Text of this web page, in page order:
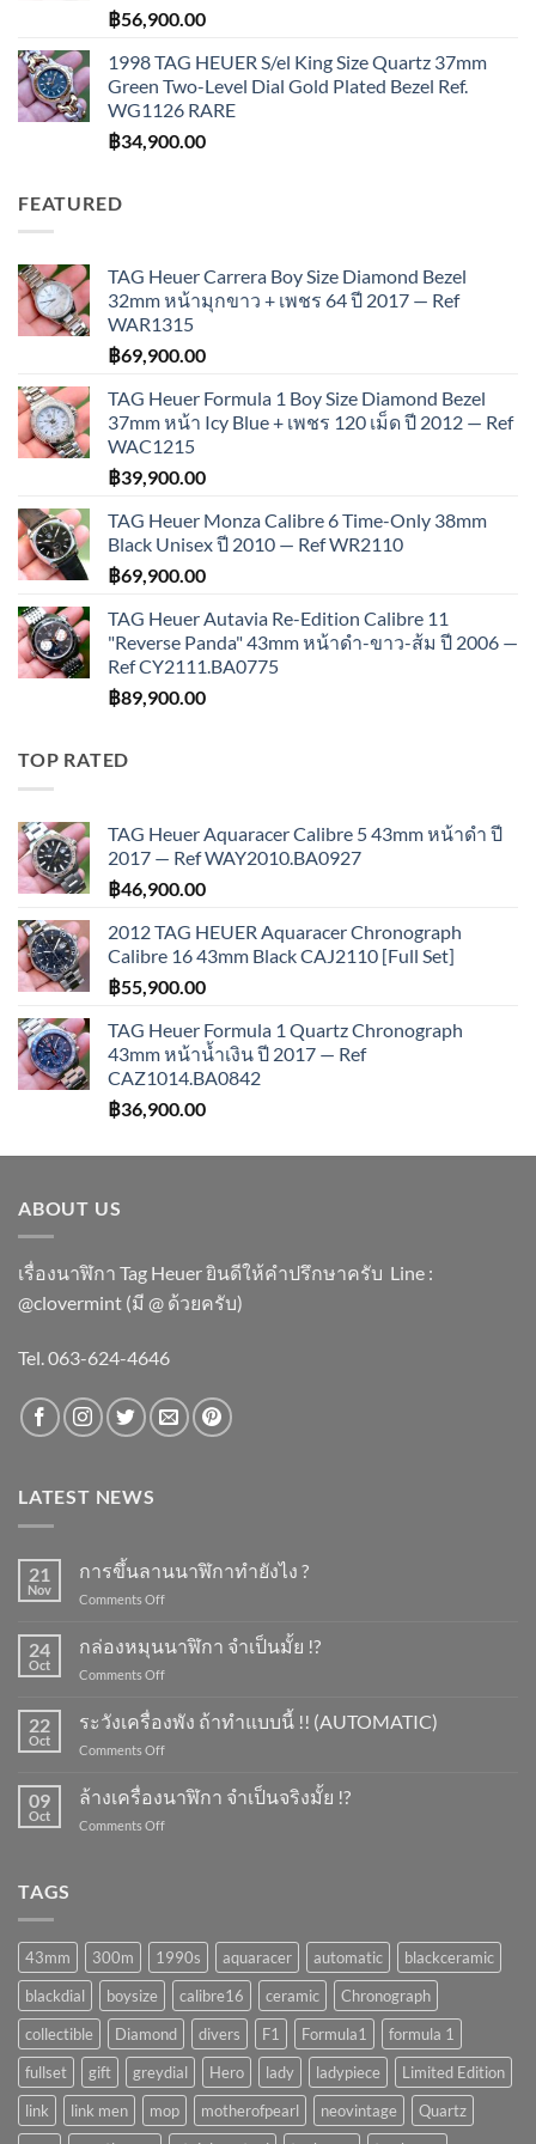
฿56,900.00
1998 TAG HEUER S/el King Size Quartz 37mm
Green Two-Level Dial Gold Plated Bezel Ref.
WG1126 RARE
฿34,900.00
FEATURED
TAG Heuer Carrera Boy Size Diamond Bezel
32mm หน้ามุกขาว + เพชร 64 ปี 2017 — Ref
WAR1315
฿69,900.00
TAG Heuer Formula 1 Boy Size Diamond Bezel
37mm หน้า Icy Blue + เพชร 120 เม็ด ปี 2012 — Ref
WAC1215
฿39,900.00
TAG Heuer Monza Calibre 6 Time-Only 38mm
Black Unisex ปี 2010 — Ref WR2110
฿69,900.00
TAG Heuer Autavia Re-Edition Calibre 11
"Reverse Panda" 43mm หน้าดำ-ขาว-ส้ม ปี 2006 —
Ref CY2111.BA0775
฿89,900.00
TOP RATED
TAG Heuer Aquaracer Calibre 5 43mm หน้าดำ ปี
2017 — Ref WAY2010.BA0927
฿46,900.00
2012 TAG HEUER Aquaracer Chronograph
Calibre 16 43mm Black CAJ2110 [Full Set]
฿55,900.00
TAG Heuer Formula 1 Quartz Chronograph
43mm หน้าน้ำเงิน ปี 2017 — Ref
CAZ1014.BA0842
฿36,900.00
ABOUT US
เรื่องนาฬิกา Tag Heuer ยินดีให้คำปรึกษาครับ ​Line :
@clovermint (มี @ ด้วยครับ)
Tel. 063-624-4646
LATEST NEWS
21
Nov
การขึ้นลานนาฬิกาทำยังไง ?
Comments Offon
ลาน
นาฬิกา
ยัง
24
Oct
กล่องหมุนนาฬิกา จำเป็นมั้ย !?
Comments Offon
หมุน
นาฬิกา
จำเป็น
!?
22
Oct
ระวังเครื่องพัง ถ้าทำแบบนี้ !! (AUTOMATIC)
Comments Offon
เครื่อง
พัง
ถ้า
09
Oct
ล้างเครื่องนาฬิกา จำเป็นจริงมั้ย !?
Comments Offon
มั้ย
!?
TAGS
43mm 300m 1990s aquaracer automatic
blackceramic
blackdial
boysize calibre16 ceramic
Chronograph
collectible
Diamond divers F1 Formula1
formula 1
fullset
gift greydial Hero lady ladypiece
Limited Edition
link
link men mop motherofpearl neovintage
Quartz